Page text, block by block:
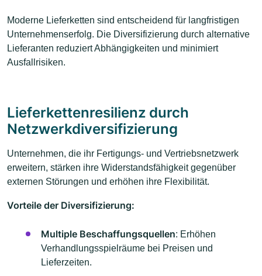
Moderne Lieferketten sind entscheidend für langfristigen
Unternehmenserfolg. Die Diversifizierung durch alternative
Lieferanten reduziert Abhängigkeiten und minimiert
Ausfallrisiken.
Lieferkettenresilienz durch
Netzwerkdiversifizierung
Unternehmen, die ihr Fertigungs- und Vertriebsnetzwerk
erweitern, stärken ihre Widerstandsfähigkeit gegenüber
externen Störungen und erhöhen ihre Flexibilität.
Vorteile der Diversifizierung:
Multiple Beschaffungsquellen: Erhöhen
Verhandlungsspielräume bei Preisen und
Lieferzeiten.